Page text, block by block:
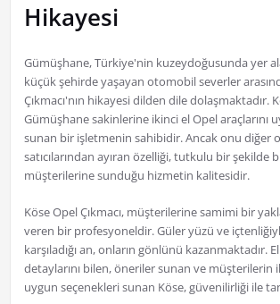
Hikayesi
Gümüşhane, Türkiye'nin kuzeydoğusunda yer
küçük şehirde yaşayan otomobil severler
Çıkmacı'nın hikayesi dilden dile dolaşmaktadır.
Gümüşhane sakinlerine ikinci el Opel araçlarını
sunan bir işletmenin sahibidir. Ancak onu diğer
satıcılarından ayıran özelliği, tutkulu bir şekilde
müşterilerine sunduğu hizmetin kalitesidir.
Köse Opel Çıkmacı, müşterilerine samimi bir
veren bir profesyoneldir. Güler yüzü ve
karşıladığı an, onların gönlünü kazanmaktadır.
detaylarını bilen, öneriler sunan ve müşterilerin
uygun seçenekleri sunan Köse, güvenilirliği ile